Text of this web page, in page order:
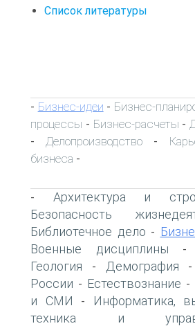
Список литературы
- Бизнес-идеи - Бизнес-
процессы - Бизнес-расчеты -
- Делопроизводство -
бизнеса -
- Архитектура и
Безопасность
Библиотечное дело -
Военные дисциплины -
Геология - Демография -
России - Естествознание -
и СМИ -
Информатика,
техника и